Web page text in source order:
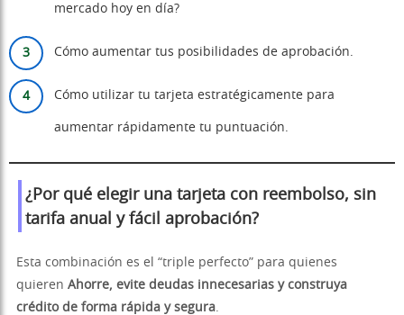
mercado hoy en día?
Cómo aumentar tus posibilidades de aprobación.
Cómo utilizar tu tarjeta estratégicamente para
aumentar rápidamente tu puntuación.
¿Por qué elegir una tarjeta con reembolso, sin
tarifa anual y fácil aprobación?
Esta combinación es el “triple perfecto” para quienes
quieren Ahorre, evite deudas innecesarias y construya
crédito de forma rápida y segura.